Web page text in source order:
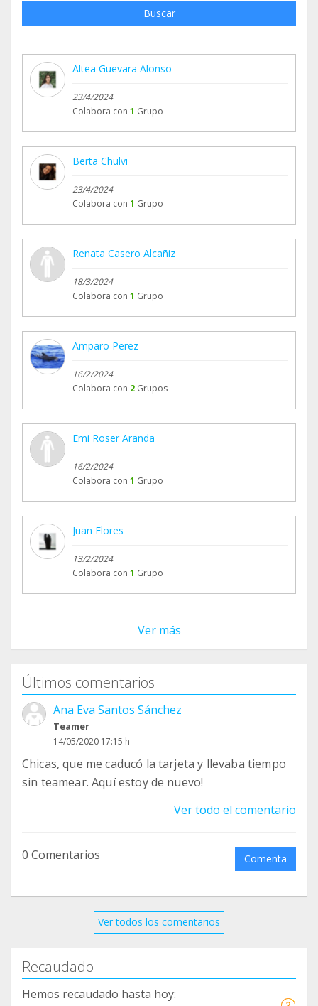
Buscar
Altea Guevara Alonso
23/4/2024
Colabora con 1 Grupo
Berta Chulvi
23/4/2024
Colabora con 1 Grupo
Renata Casero Alcañiz
18/3/2024
Colabora con 1 Grupo
Amparo Perez
16/2/2024
Colabora con 2 Grupos
Emi Roser Aranda
16/2/2024
Colabora con 1 Grupo
Juan Flores
13/2/2024
Colabora con 1 Grupo
Ver más
Últimos comentarios
Ana Eva Santos Sánchez
Teamer
14/05/2020 17:15 h
Chicas, que me caducó la tarjeta y llevaba tiempo
sin teamear. Aquí estoy de nuevo!
Ver todo el comentario
0 Comentarios Comenta
Ver todos los comentarios
Recaudado
Hemos recaudado hasta hoy: